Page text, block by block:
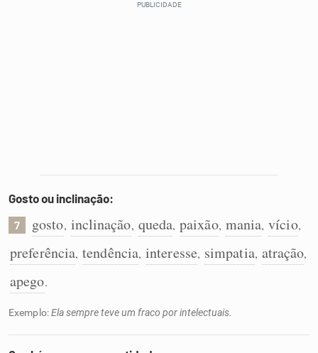
Gosto ou inclinação:
7 gosto, inclinação, queda, paixão, mania, vício,
preferência, tendência, interesse, simpatia, atração,
apego.
Exemplo:Ela sempre teve um fraco por intelectuais.